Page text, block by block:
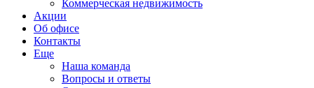
Коммерческая недвижимость
Акции
Об офисе
Контакты
Еще
Наша команда
Вопросы и ответы